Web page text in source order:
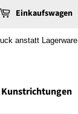
Einkaufswagen
anstatt Lagerware
Kunstrichtungen